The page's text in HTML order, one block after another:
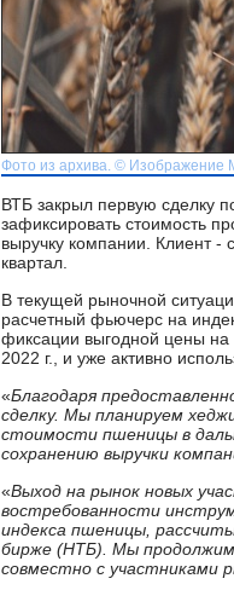
Фото из архива. © Изображение
ВТБ закрыл первую сделку
зафиксировать стоимость
выручку компании. Клиент -
квартал.
В текущей рыночной
расчетный фьючерс на
фиксации выгодной цены на
2022 г., и уже активно
«Благодаря
сделку. Мы планируем
стоимости пшеницы в
сохранению выручки
«Выход на рынок новых
востребованности
индекса пшеницы,
бирже (НТБ). Мы продолжим
совместно с участниками